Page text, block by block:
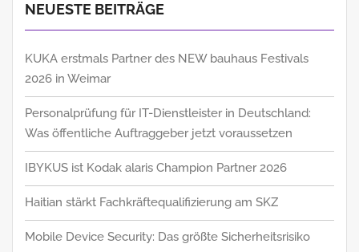
NEUESTE BEITRÄGE
KUKA erstmals Partner des NEW bauhaus Festivals
2026 in Weimar
Personalprüfung für IT-Dienstleister in Deutschland:
Was öffentliche Auftraggeber jetzt voraussetzen
IBYKUS ist Kodak alaris Champion Partner 2026
Haitian stärkt Fachkräftequalifizierung am SKZ
Mobile Device Security: Das größte Sicherheitsrisiko